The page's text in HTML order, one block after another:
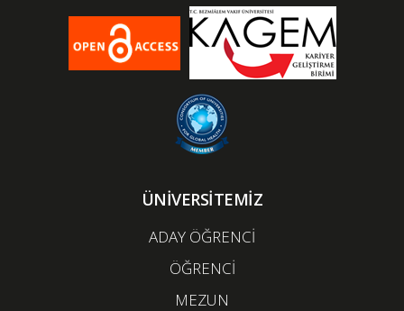
ÜNİVERSİTEMİZ
ADAY ÖĞRENCİ
ÖĞRENCİ
MEZUN